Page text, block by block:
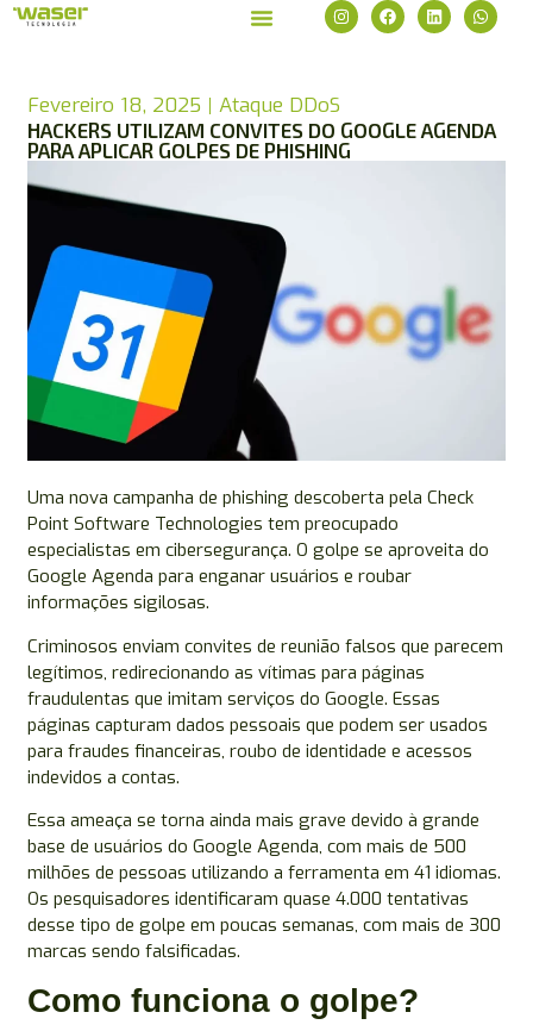
Fevereiro 18, 2025 Ataque DDoS
HACKERS UTILIZAM CONVITES DO GOOGLE AGENDA
PARA APLICAR GOLPES DE PHISHING
Uma nova campanha de phishing descoberta pela Check
Point Software Technologies tem preocupado
especialistas em cibersegurança. O golpe se aproveita do
Google Agenda para enganar usuários e roubar
informações sigilosas.
Criminosos enviam convites de reunião falsos que parecem
legítimos, redirecionando as vítimas para páginas
fraudulentas que imitam serviços do Google. Essas
páginas capturam dados pessoais que podem ser usados
para fraudes financeiras, roubo de identidade e acessos
indevidos a contas.
Essa ameaça se torna ainda mais grave devido à grande
base de usuários do Google Agenda, com mais de 500
milhões de pessoas utilizando a ferramenta em 41 idiomas.
Os pesquisadores identificaram quase 4.000 tentativas
desse tipo de golpe em poucas semanas, com mais de 300
marcas sendo falsificadas.
Como funciona o golpe?